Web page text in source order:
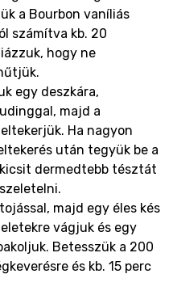
a Bourbon vaníliás
számítva kb. 20
hogy ne
egy deszkára,
majd a
Ha nagyon
után tegyük be a
dermedtebb tésztát
majd egy éles kés
vágjuk és egy
Betesszük a 200
és kb. 15 perc